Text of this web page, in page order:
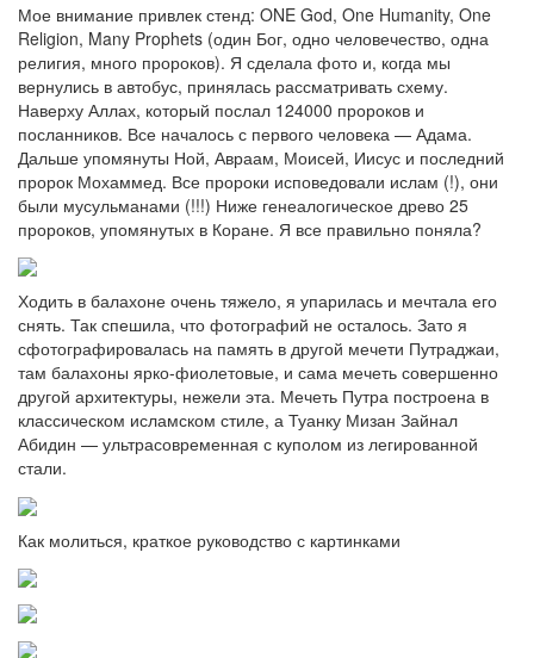
Мое внимание привлек стенд: ONE God, One Humanity, One
Religion, Many Prophets (один Бог, одно человечество, одна
религия, много пророков). Я сделала фото и, когда мы
вернулись в автобус, принялась рассматривать схему.
Наверху Аллах, который послал 124000 пророков и
посланников. Все началось с первого человека — Адама.
Дальше упомянуты Ной, Авраам, Моисей, Иисус и последний
пророк Мохаммед. Все пророки исповедовали ислам (!), они
были мусульманами (!!!) Ниже генеалогическое древо 25
пророков, упомянутых в Коране. Я все правильно поняла?
Ходить в балахоне очень тяжело, я упарилась и мечтала его
снять. Так спешила, что фотографий не осталось. Зато я
сфотографировалась на память в другой мечети Путраджаи,
там балахоны ярко-фиолетовые, и сама мечеть совершенно
другой архитектуры, нежели эта. Мечеть Путра построена в
классическом исламском стиле, а Туанку Мизан Зайнал
Абидин — ультрасовременная с куполом из легированной
стали.
Как молиться, краткое руководство с картинками